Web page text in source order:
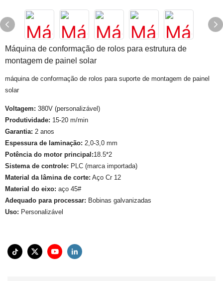
Máquina de conformação de rolos para estrutura de
montagem de painel solar
máquina de conformação de rolos para suporte de montagem de painel
solar
Voltagem: 380V (personalizável)
Produtividade: 15-20 m/min
Garantia: 2 anos
Espessura de laminação: 2,0-3,0 mm
Potência do motor principal:18.5*2
Sistema de controle: PLC (marca importada)
Material da lâmina de corte: Aço Cr 12
Material do eixo: aço 45#
Adequado para processar: Bobinas galvanizadas
Uso: Personalizável